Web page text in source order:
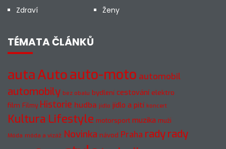
Zdraví
Ženy
TÉMATA ČLÁNKŮ
autaAutoauto-moto automobil
automobily bez obalu bydlení cestování elektro
film Filmy Historie hudba jídlo jídlo a pití koncert
Kultura Lifestyle motorsport muzika muži
Móda móda a vizáž Novinka návod Praha radyrady